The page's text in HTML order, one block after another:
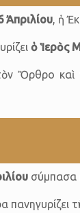
Ἀπριλίου, ἡ
ὁ Ἱερὸς
Ὄρθρο καὶ
σύμπασα ἡ
πανηγυρίζει